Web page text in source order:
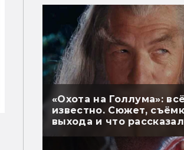
«Охота на Голлума»:
известно. Сюжет,
выхода и что рассказал